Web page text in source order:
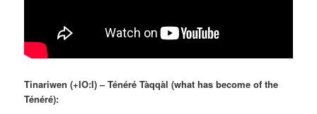
Tinariwen (+IO:I) – Ténéré Tàqqàl (what has become of the
Ténéré):